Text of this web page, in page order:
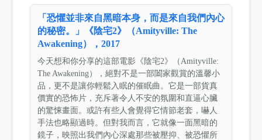
「恐懼並非來自黑暗本身，而是來自我們內心
的秘密。」《陰宅2》（Amityville: The
Awakening），2017
今天想和你分享的這部電影《陰宅2》（Amityville:
The Awakening），絕對不是一部闔家觀賞的溫馨小
品，更不是讓你輕鬆入眠的催眠曲。它是一部貨真
價實的恐怖片，充斥著令人不安的氛圍和直逼心臟
的驚悚畫面。或許有些人會覺得它情節老套，嚇人
手法也略顯過時。但對我而言，它就像一面黑暗的
鏡子，映照出我們內心深處那些被壓抑、被恐懼所